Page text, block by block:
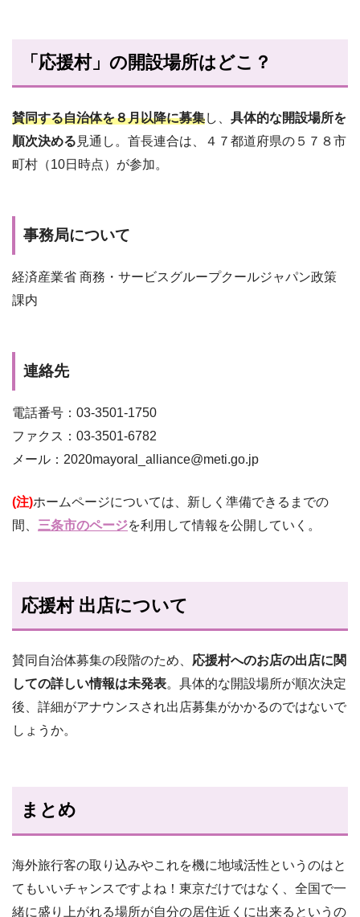
「応援村」の開設場所はどこ？
賛同する自治体を８月以降に募集し、 具体的な開設場所を
順次決める 見通し。首長連合は、４７都道府県の５７８市
町村（10日時点）が参加。
事務局について
経済産業省 商務・サービスグループクールジャパン政策
課内
連絡先
電話番号：03-3501-1750
ファクス：03-3501-6782
メール：2020mayoral_alliance@meti.go.jp
(注)ホームページについては、新しく準備できるまでの
間、 三条市のページを利用して情報を公開していく。
応援村 出店について
賛同自治体募集の段階のため、 応援村へのお店の出店に関
しての詳しい情報は未発表。具体的な開設場所が順次決定
後、詳細がアナウンスされ出店募集がかかるのではないで
しょうか。
まとめ
海外旅行客の取り込みやこれを機に地域活性というのはと
てもいいチャンスですよね！東京だけではなく、全国で一
緒に盛り上がれる場所が自分の居住近くに出来るというの